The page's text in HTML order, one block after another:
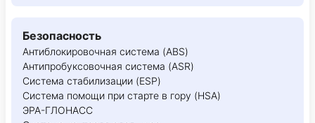
Безопасность
Антиблокировочная система (ABS)
Антипробуксовочная система (ASR)
Система стабилизации (ESP)
Система помощи при старте в гору (HSA)
ЭРА-ГЛОНАСС